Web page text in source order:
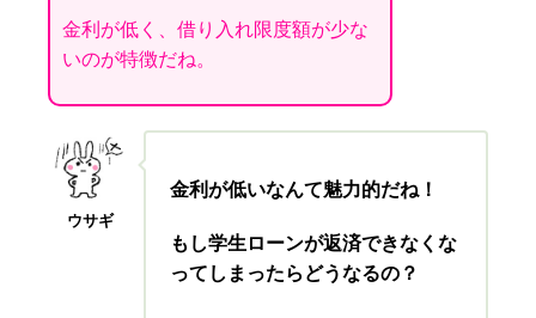
金利が低く、借り入れ限度額が少な
いのが特徴だね。
ウサギ
金利が低いなんて魅力的だね！
もし学生ローンが返済できなくな
ってしまったらどうなるの？